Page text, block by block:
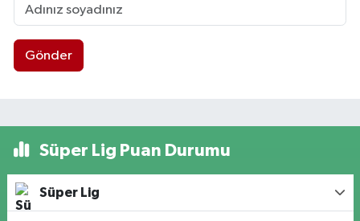
Gönder
Süper Lig Puan Durumu
Süper Lig